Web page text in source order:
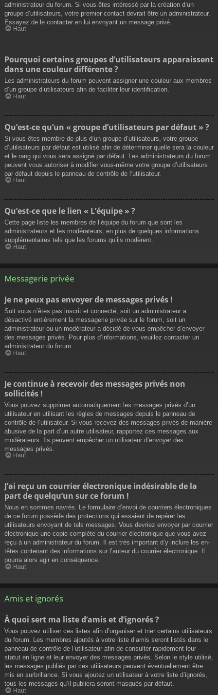
administrateur du forum. Si vous êtes intéressé par la création d’un
groupe d’utilisateurs, votre premier contact devrait être un administrateur.
Essayez de le contacter en lui envoyant un message privé.
Haut
Pourquoi certains groupes d’utilisateurs apparaissent
dans une couleur différente ?
Les administrateurs du forum peuvent assigner une couleur aux membres
d’un groupe d’utilisateurs afin de faciliter leur identification.
Haut
Qu’est-ce qu’un « groupe d’utilisateurs par défaut » ?
Si vous êtes membre de plus d’un groupe d’utilisateurs, votre groupe
d’utilisateurs par défaut est utilisé afin de déterminer quelle sera la couleur
et le rang qui vous sera assigné par défaut. Les administrateurs du forum
peuvent vous autoriser à modifier vous-même votre groupe d’utilisateurs
par défaut depuis le panneau de contrôle de l’utilisateur.
Haut
Qu’est-ce que le lien « L’équipe » ?
Cette page liste les membres de l’équipe du forum que sont les
administrateurs et les modérateurs, en plus de quelques informations
supplémentaires tels que les forums qu’ils modèrent.
Haut
Messagerie privée
Je ne peux pas envoyer de messages privés !
Soit vous n’êtes pas inscrit et connecté, soit un administrateur a
désactivé entièrement la messagerie privée sur le forum, soit un
administrateur ou un modérateur a décidé de vous empêcher d’envoyer
des messages privés. Pour plus d’informations, veuillez contacter un
administrateur du forum.
Haut
Je continue à recevoir des messages privés non
sollicités !
Vous pouvez supprimer automatiquement les messages privés d’un
utilisateur en utilisant les règles de messages depuis le panneau de
contrôle de l’utilisateur. Si vous recevez des messages privés de manière
abusive de la part d’un autre utilisateur, rapportez ces messages aux
modérateurs. Ils peuvent empêcher un utilisateur d’envoyer des
messages privés.
Haut
J’ai reçu un courrier électronique indésirable de la
part de quelqu’un sur ce forum !
Nous en sommes navrés. Le formulaire d’envoi de courriers électroniques
de ce forum possède des protections qui essaient de repérer les
utilisateurs envoyant de tels messages. Vous devriez envoyer par courrier
électronique une copie complète du courrier électronique que vous avez
reçu à un administrateur du forum. Il est très important d’y inclure les en-
têtes contenant des informations sur l’auteur du courrier électronique. Il
pourra alors agir en conséquence.
Haut
Amis et ignorés
À quoi sert ma liste d’amis et d’ignorés ?
Vous pouvez utiliser ces listes afin d’organiser et trier certains utilisateurs
du forum. Les membres ajoutés à votre liste d’amis seront listés dans le
panneau de contrôle de l’utilisateur afin de consulter rapidement leur
statut en ligne et leur envoyer des messages privés. Selon le style utilisé,
les messages publiés par ces utilisateurs peuvent éventuellement être
mis en surbrillance. Si vous ajoutez un utilisateur à votre liste d’ignorés,
tous les messages qu’il publiera seront masqués par défaut.
Haut